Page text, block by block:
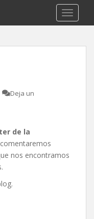
Deja un
de la
nos encontramos